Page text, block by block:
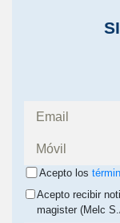
Acepto los
Acepto recibir
magister (Melc